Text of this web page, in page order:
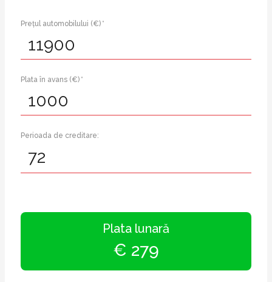
Prețul automobilului (€) *
Plata în avans (€) *
Perioada de creditare:
Plata lunară
€ 279